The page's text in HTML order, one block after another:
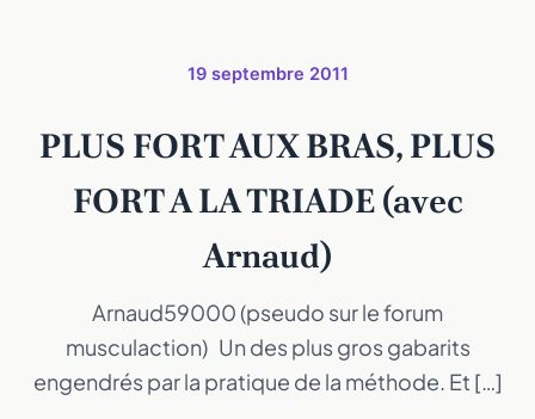
19 septembre 2011
PLUS FORT AUX BRAS, PLUS
FORT A LA TRIADE (avec
Arnaud)
Arnaud59000 (pseudo sur le forum
musculaction) Un des plus gros gabarits
engendrés par la pratique de la méthode. Et […]